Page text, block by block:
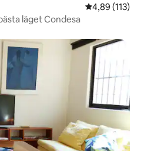
4,89 av 5 i
4,89 (113)
läget Condesa